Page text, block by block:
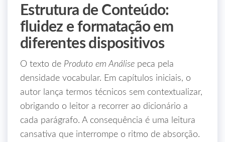
Estrutura de Conteúdo:
fluidez e formatação em
diferentes dispositivos
O texto de Produto em Análise peca pela
densidade vocabular. Em capítulos iniciais, o
autor lança termos técnicos sem contextualizar,
obrigando o leitor a recorrer ao dicionário a
cada parágrafo. A consequência é uma leitura
cansativa que interrompe o ritmo de absorção.